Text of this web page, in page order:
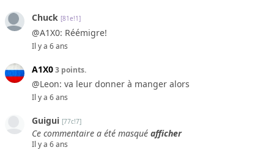
Chuck [81e!1]
@A1X0: Réémigre!
Il y a 6 ans
A1X03 points.
@Leon: va leur donner à manger alors
Il y a 6 ans
Guigui [77c!7]
Ce commentaire a été masqué afficher
Il y a 6 ans